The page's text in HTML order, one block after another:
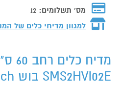
מס' תשלומים: 12
למגוון מדיחי כלים של
מדיח
SMS2HVI02E בוש Bosch - מידע נוסף